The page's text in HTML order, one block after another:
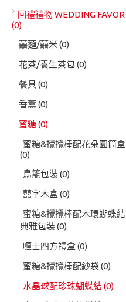
回禮禮物 WEDDING FAVOR
(0)
囍麵/囍米 (0)
花茶/養生茶包(0)
餐具(0)
香薰 (0)
蜜糖(0)
蜜糖&攪攪棒配花朵圓筒盒
(0)
鳥籠包裝(0)
囍字木盒(0)
蜜糖&攪攪棒配木環蝴蝶結
典雅包裝(0)
喱士四方禮盒(0)
蜜糖&攪攪棒配紗袋(0)
水晶球配珍珠蝴蝶結(0)